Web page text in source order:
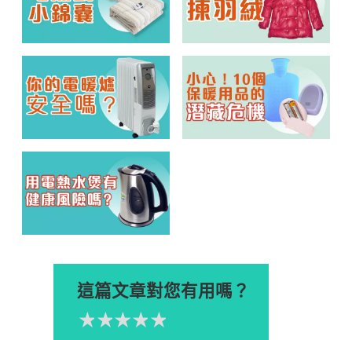
這篇文章對您有用嗎？
Please rate
4星
3星
2星
1星